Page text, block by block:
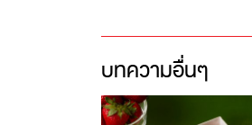
บทความอื่นๆ